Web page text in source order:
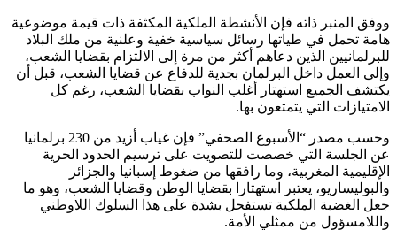
ووفق المنبر ذاته فإن الأنشطة الملكية المكثفة ذات قيمة موضوعية
هامة تحمل في طياتها رسائل سياسية خفية وعلنية من ملك البلاد
للبرلمانيين الذين دعاهم أكثر من مرة إلى الالتزام بقضايا الشعب،
وإلى العمل داخل البرلمان بجدية للدفاع عن قضايا الشعب، قبل أن
يكتشف الجميع استهتار أغلب النواب بقضايا الشعب، رغم كل
الامتيازات التي يتمتعون بها.
وحسب مصدر “الأسبوع الصحفي” فإن غياب أزيد من 230 برلمانيا
عن الجلسة التي خصصت للتصويت على ترسيم الحدود الحرية
الإقليمية المغربية، وما رافقها من ضغوط إسبانيا والجزائر
والبوليساريو، يعتبر استهتارا بقضايا الوطن وقضايا الشعب، وهو ما
جعل الغضبة الملكية تستفحل بشدة على هذا السلوك اللاوطني
واللامسؤول من ممثلي الأمة.